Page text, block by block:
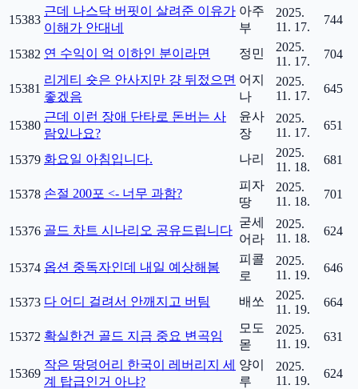
15383
근데 나스닥 버핏이 살려준 이유가
이해가 안대네
아주
부
2025.
11. 17.
744
15382 연 수익이 억 이하인 분이라면 정민
2025.
11. 17.
704
15381
리게티 숏은 안사지만 걍 뒤젔으면
좋겠음
어지
나
2025.
11. 17.
645
15380
근데 이런 장애 단타로 돈버는 사
람있나요?
윤사
장
2025.
11. 17.
651
15379 화요일 아침입니다. 나리
2025.
11. 18.
681
15378 손절 200포 <- 너무 과함?
피자
땅
2025.
11. 18.
701
15376 골드 차트 시나리오 공유드립니다
굳세
어라
2025.
11. 18.
624
15374 옵션 중독자인데 내일 예상해봄
피콜
로
2025.
11. 19.
646
15373 다 어디 걸려서 안깨지고 버팀 배쏘
2025.
11. 19.
664
15372 확실한건 골드 지금 중요 변곡임
모도
몯
2025.
11. 19.
631
15369
작은 땅덩어리 한국이 레버리지 세
계 탑급인거 아냐?
양이
루
2025.
11. 19.
624